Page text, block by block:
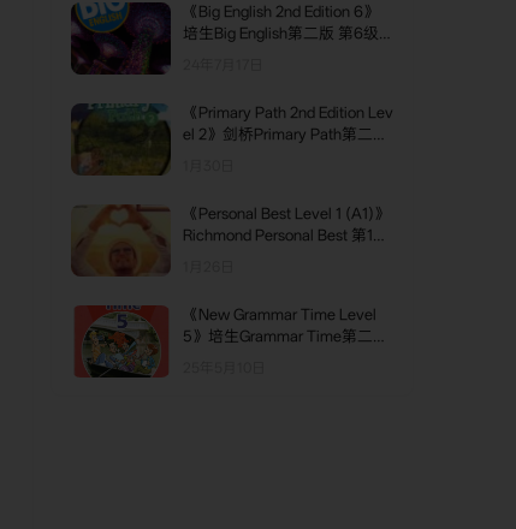
《Big English 2nd Edition 6》
培生Big English第二版 第6级
《Primary Path 2nd Edition Lev
el 2》剑桥Primary Path第二版
《Personal Best Level 1 (A1)》
Richmond Personal Best 第1级
《New Grammar Time Level
5》培生Grammar Time第二版